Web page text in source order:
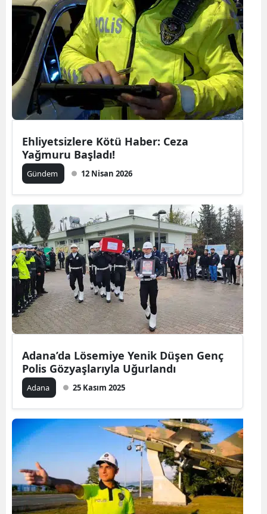
Ehliyetsizlere Kötü Haber: Ceza
Yağmuru Başladı!
Gündem 12 Nisan 2026
Adana’da Lösemiye Yenik Düşen Genç
Polis Gözyaşlarıyla Uğurlandı
Adana 25 Kasım 2025